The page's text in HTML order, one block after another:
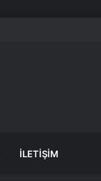
İLETIŞIM